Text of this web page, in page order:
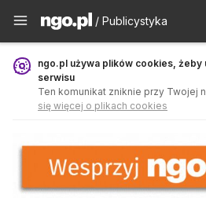
Publicystyka -
/ Publicystyka
ngo.pl używa plików cookies, żeby
serwisu
Ten komunikat zniknie przy Twojej
się więcej o plikach cookies